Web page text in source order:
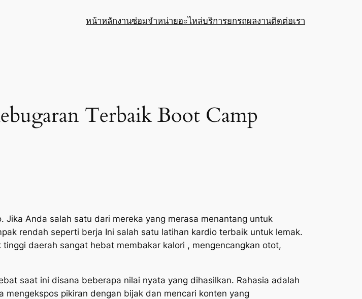
หน้าหลักงานซ่อมจำหน่ายอะไหล่บริการยกรถผลงานติดต่อเรา
Terbaik Boot Camp
Anda salah satu dari mereka yang merasa menantang untuk
rendah seperti berja Ini salah satu latihan kardio terbaik untuk lemak.
daerah sangat hebat membakar kalori , mengencangkan otot,
saat ini disana beberapa nilai nyata yang dihasilkan. Rahasia adalah
pikiran dengan bijak dan mencari konten yang